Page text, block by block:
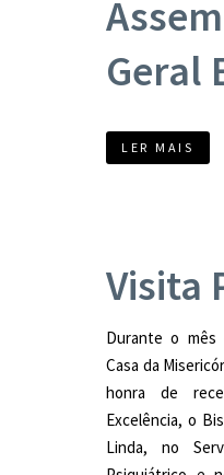
Geral
LER MAIS
Visita
Durante o mês
Casa da
honra de
Excelência, o
Linda, no